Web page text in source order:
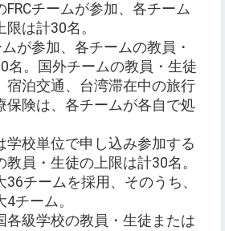
FRCチームが参加、各チーム
は計30名。
ムが参加、各チームの教員・
名。国外チームの教員・生徒
宿泊交通、台湾滞在中の旅行
保険は、各チームが各自で処
学校単位で申し込み参加する
員・生徒の上限は計30名。
36チームを採用、そのうち、
チーム。
各級学校の教員・生徒または